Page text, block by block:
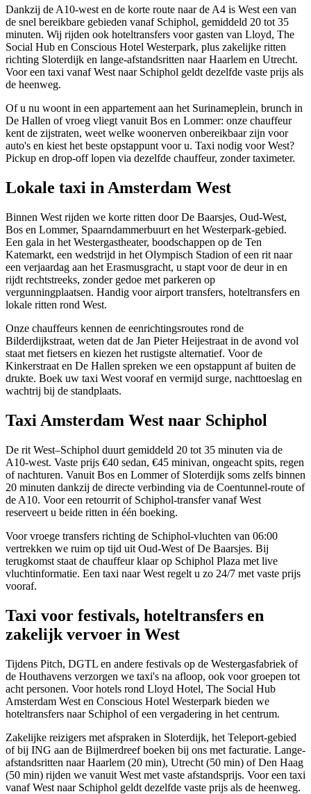
Dankzij de A10-west en de korte route naar de A4 is West een van
de snel bereikbare gebieden vanaf Schiphol, gemiddeld 20 tot 35
minuten. Wij rijden ook hoteltransfers voor gasten van Lloyd, The
Social Hub en Conscious Hotel Westerpark, plus zakelijke ritten
richting Sloterdijk en lange-afstandsritten naar Haarlem en Utrecht.
Voor een taxi vanaf West naar Schiphol geldt dezelfde vaste prijs als
de heenweg.
Of u nu woont in een appartement aan het Surinameplein, brunch in
De Hallen of vroeg vliegt vanuit Bos en Lommer: onze chauffeur
kent de zijstraten, weet welke woonerven onbereikbaar zijn voor
auto's en kiest het beste opstappunt voor u. Taxi nodig voor West?
Pickup en drop-off lopen via dezelfde chauffeur, zonder taximeter.
Lokale taxi in Amsterdam West
Binnen West rijden we korte ritten door De Baarsjes, Oud-West,
Bos en Lommer, Spaarndammerbuurt en het Westerpark-gebied.
Een gala in het Westergastheater, boodschappen op de Ten
Katemarkt, een wedstrijd in het Olympisch Stadion of een rit naar
een verjaardag aan het Erasmusgracht, u stapt voor de deur in en
rijdt rechtstreeks, zonder gedoe met parkeren op
vergunningplaatsen. Handig voor airport transfers, hoteltransfers en
lokale ritten rond West.
Onze chauffeurs kennen de eenrichtingsroutes rond de
Bilderdijkstraat, weten dat de Jan Pieter Heijestraat in de avond vol
staat met fietsers en kiezen het rustigste alternatief. Voor de
Kinkerstraat en De Hallen spreken we een opstappunt af buiten de
drukte. Boek uw taxi West vooraf en vermijd surge, nachttoeslag en
wachtrij bij de standplaats.
Taxi Amsterdam West naar Schiphol
De rit West–Schiphol duurt gemiddeld 20 tot 35 minuten via de
A10-west. Vaste prijs €40 sedan, €45 minivan, ongeacht spits, regen
of nachturen. Vanuit Bos en Lommer of Sloterdijk soms zelfs binnen
20 minuten dankzij de directe verbinding via de Coentunnel-route of
de A10. Voor een retourrit of Schiphol-transfer vanaf West
reserveert u beide ritten in één boeking.
Voor vroege transfers richting de Schiphol-vluchten van 06:00
vertrekken we ruim op tijd uit Oud-West of De Baarsjes. Bij
terugkomst staat de chauffeur klaar op Schiphol Plaza met live
vluchtinformatie. Een taxi naar West regelt u zo 24/7 met vaste prijs
vooraf.
Taxi voor festivals, hoteltransfers en
zakelijk vervoer in West
Tijdens Pitch, DGTL en andere festivals op de Westergasfabriek of
de Houthavens verzorgen we taxi's na afloop, ook voor groepen tot
acht personen. Voor hotels rond Lloyd Hotel, The Social Hub
Amsterdam West en Conscious Hotel Westerpark bieden we
hoteltransfers naar Schiphol of een vergadering in het centrum.
Zakelijke reizigers met afspraken in Sloterdijk, het Teleport-gebied
of bij ING aan de Bijlmerdreef boeken bij ons met facturatie. Lange-
afstandsritten naar Haarlem (20 min), Utrecht (50 min) of Den Haag
(50 min) rijden we vanuit West met vaste afstandsprijs. Voor een taxi
vanaf West naar Schiphol geldt dezelfde vaste prijs als de heenweg.